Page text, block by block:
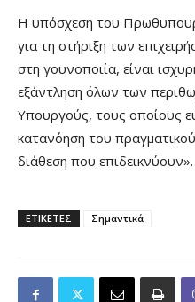
Η υπόσχεση του
για τη στήριξη των
στη γουνοποιία, είναι
εξάντληση όλων των
Υπουργούς, τους οποίους
κατανόηση του
διάθεση που επιδεικνύουν».
ΕΤΙΚΕΤΕΣ Σημαντικά